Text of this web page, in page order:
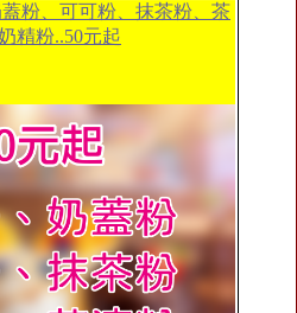
粉、可可粉、抹茶粉、茶
精粉..50元起